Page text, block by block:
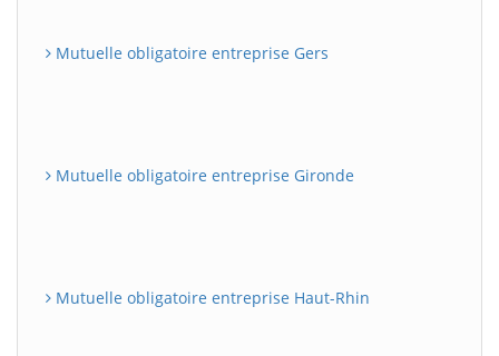
Mutuelle obligatoire entreprise Gers
Mutuelle obligatoire entreprise Gironde
Mutuelle obligatoire entreprise Haut-Rhin